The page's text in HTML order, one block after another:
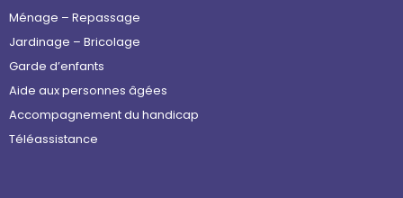
Ménage – Repassage
Jardinage – Bricolage
Garde d’enfants
Aide aux personnes âgées
Accompagnement du handicap
Téléassistance